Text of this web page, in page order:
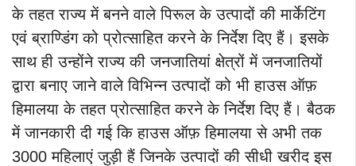
के तहत राज्य में बनने वाले पिरूल के उत्पादों की मार्केटिंग
एवं ब्राण्डिंग को प्रोत्साहित करने के निर्देश दिए हैं। इसके
साथ ही उन्होंने राज्य की जनजातियां क्षेत्रों में जनजातियों
द्वारा बनाए जाने वाले विभिन्न उत्पादों को भी हाउस ऑफ़
हिमालया के तहत प्रोत्साहित करने के निर्देश दिए हैं। बैठक
में जानकारी दी गई कि हाउस ऑफ़ हिमालया से अभी तक
3000 महिलाएं जुड़ी हैं जिनके उत्पादों की सीधी खरीद इस